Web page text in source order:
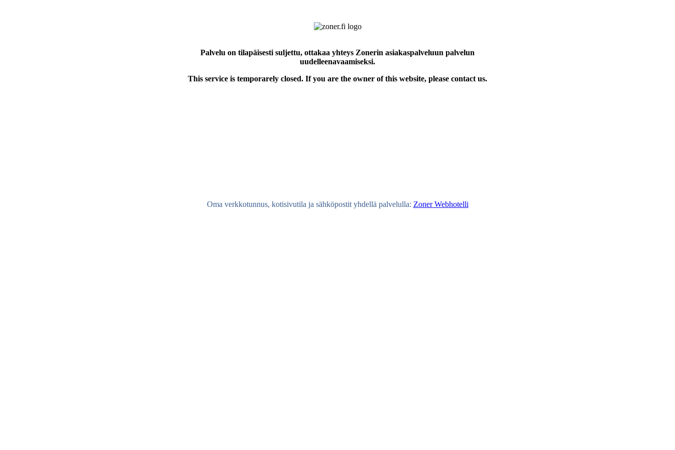
Palvelu on tilapäisesti suljettu, ottakaa yhteys Zonerin asiakaspalveluun palvelun
uudelleenavaamiseksi.
This service is temporarely closed. If you are the owner of this website, please contact us.
Oma verkkotunnus, kotisivutila ja sähköpostit yhdellä palvelulla: Zoner Webhotelli